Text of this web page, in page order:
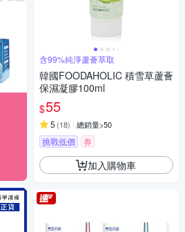
含99%純淨蘆薈萃取
韓國FOODAHOLIC 積雪草蘆薈
保濕凝膠100ml
$55
5 (18) 總銷量>50
挑戰低價 券
加入購物車